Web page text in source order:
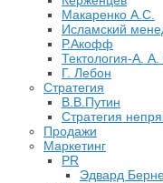
Макаренко А.С.
Исламский
Р.Акофф
Тектология-А.
​Г. Лебон
Стратегия
В.В.Путин
​Стратегия
Продажи
Маркетинг
PR
Эдвард